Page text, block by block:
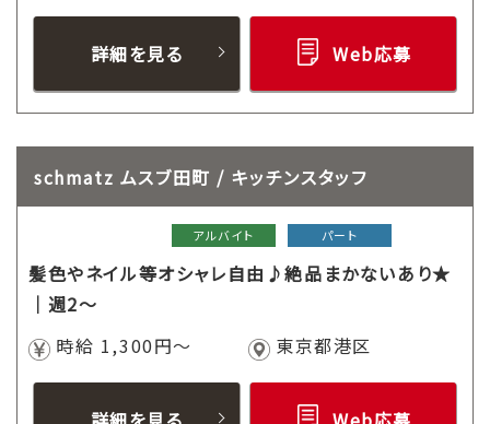
詳細を見る Web応募
schmatz ムスブ田町 / キッチンスタッフ
アルバイト パート
髪色やネイル等オシャレ自由♪絶品まかないあり★
｜週2～
時給 1,300円～
東京都港区